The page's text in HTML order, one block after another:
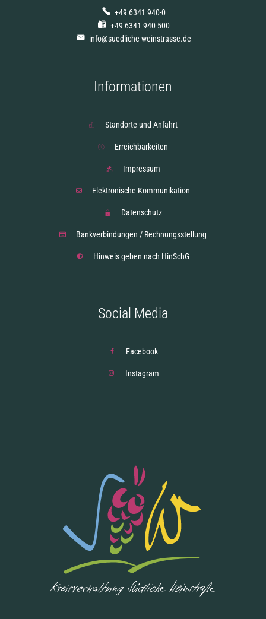
+49 6341 940-0
+49 6341 940-500
info@suedliche-weinstrasse.de
Informationen
Standorte und Anfahrt
Erreichbarkeiten
Impressum
Elektronische Kommunikation
Datenschutz
Bankverbindungen / Rechnungsstellung
Hinweis geben nach HinSchG
Social Media
Facebook
Instagram